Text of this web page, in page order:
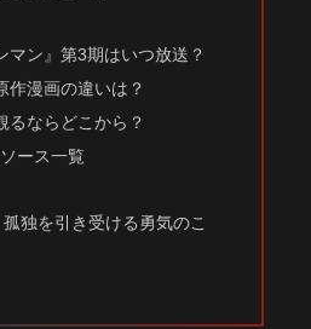
マン』第3期はいつ放送？
作漫画の違いは？
るならどこから？
ース一覧
孤独を引き受ける勇気のこ